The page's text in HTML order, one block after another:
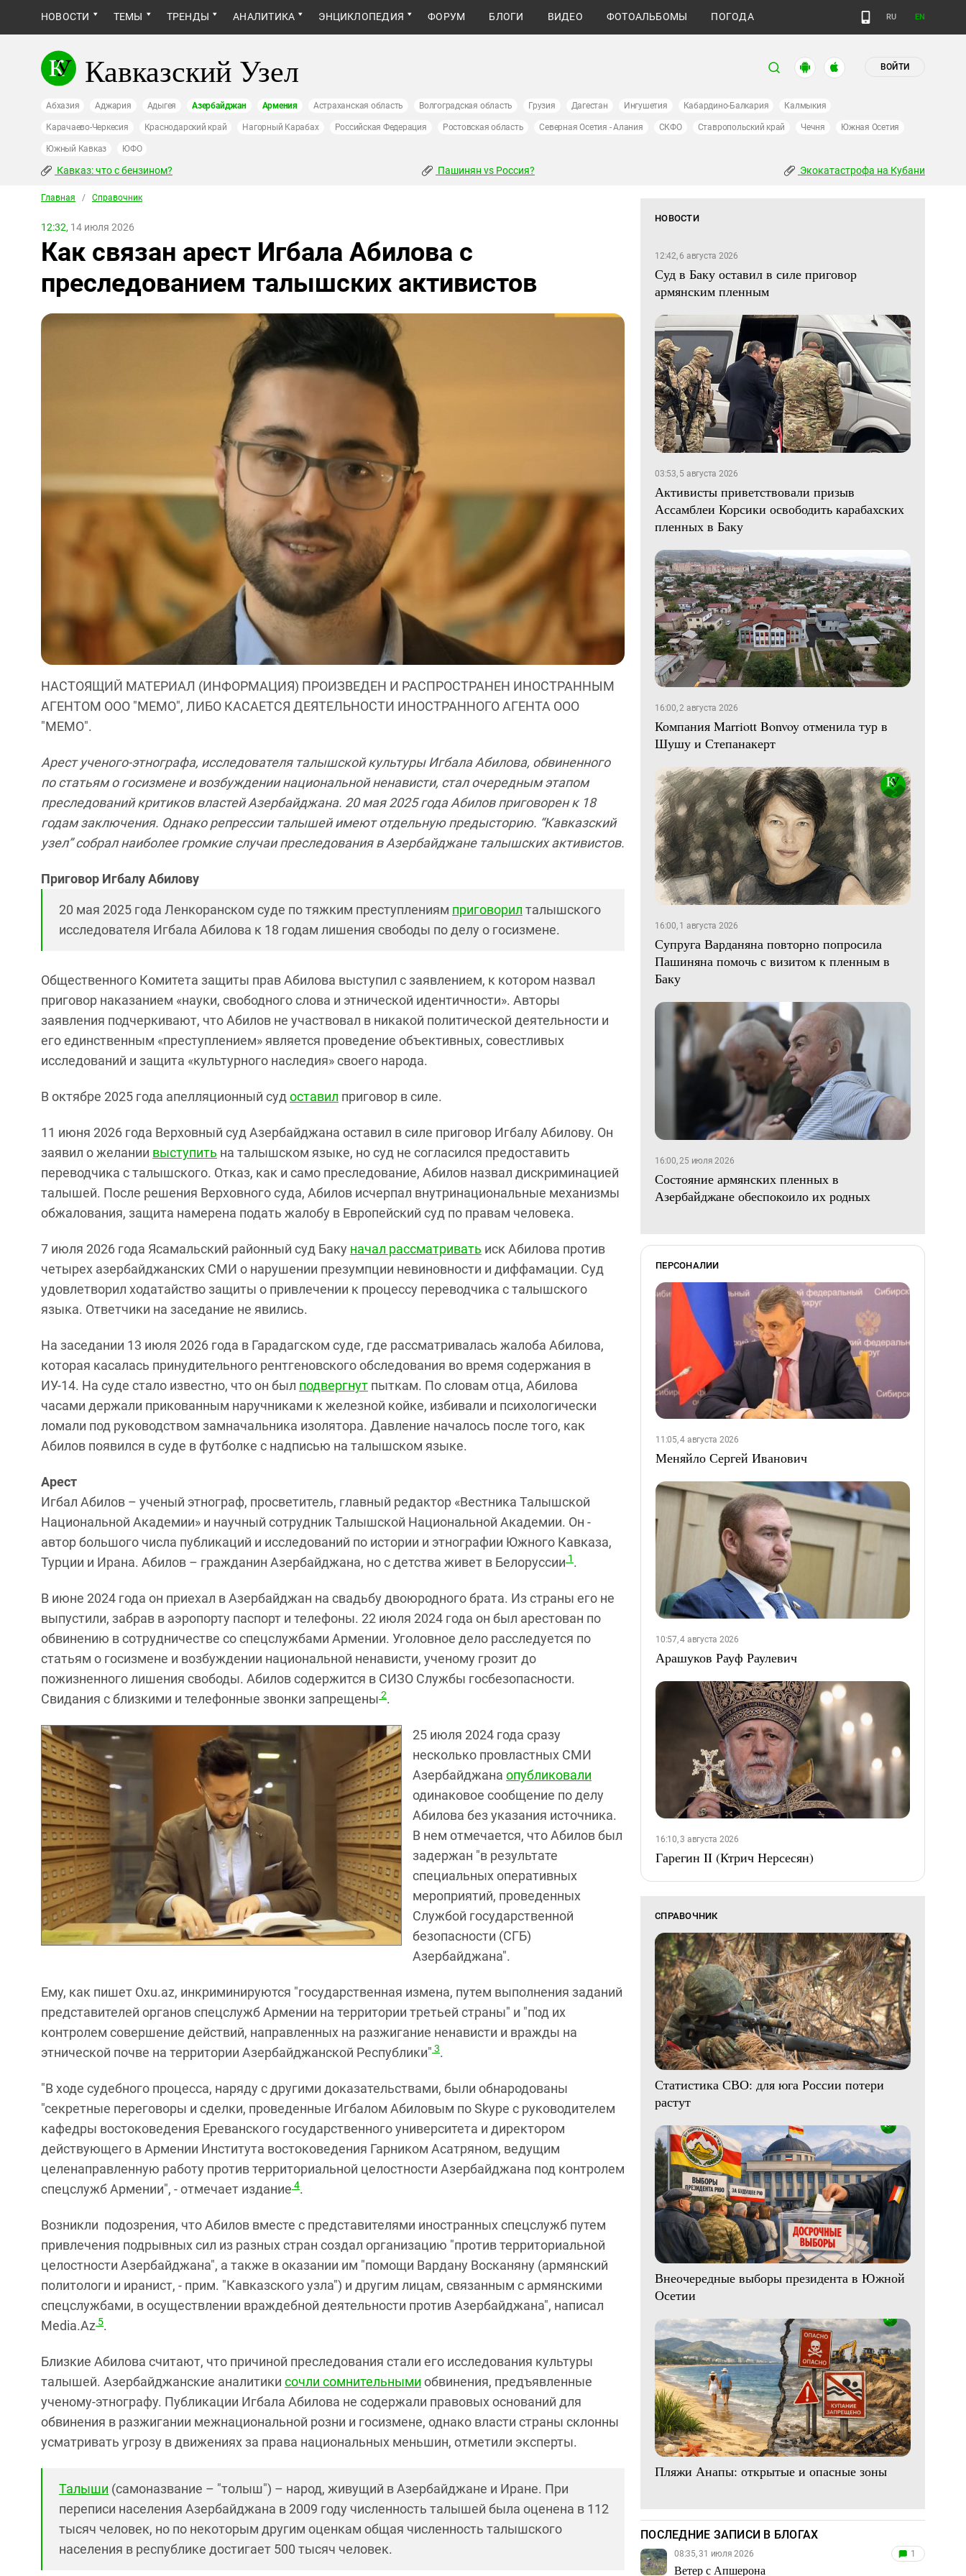
НОВОСТИ ТЕМЫ ТРЕНДЫ АНАЛИТИКА ЭНЦИКЛОПЕДИЯ ФОРУМ БЛОГИ ВИДЕО ФОТОАЛЬБОМЫ ПОГОДА RU EN
Кавказский Узел ВОЙТИ
Абхазия Аджария Адыгея Азербайджан Армения Астраханская область Волгоградская область Грузия Дагестан Ингушетия Кабардино-Балкария Калмыкия
Карачаево-Черкесия Краснодарский край Нагорный Карабах Российская Федерация Ростовская область Северная Осетия - Алания СКФО Ставропольский край Чечня Южная Осетия
Южный Кавказ ЮФО
Кавказ: что с бензином? Пашинян vs Россия? Экокатастрофа на Кубани
Главная / Справочник
12:32, 14 июля 2026
Как связан арест Игбала Абилова с
преследованием талышских активистов
НАСТОЯЩИЙ МАТЕРИАЛ (ИНФОРМАЦИЯ) ПРОИЗВЕДЕН И РАСПРОСТРАНЕН ИНОСТРАННЫМ
АГЕНТОМ ООО "МЕМО", ЛИБО КАСАЕТСЯ ДЕЯТЕЛЬНОСТИ ИНОСТРАННОГО АГЕНТА ООО
"МЕМО".
Арест ученого-этнографа, исследователя талышской культуры Игбала Абилова, обвиненного
по статьям о госизмене и возбуждении национальной ненависти, стал очередным этапом
преследований критиков властей Азербайджана. 20 мая 2025 года Абилов приговорен к 18
годам заключения. Однако репрессии талышей имеют отдельную предысторию. “Кавказский
узел” собрал наиболее громкие случаи преследования в Азербайджане талышских активистов.
Приговор Игбалу Абилову
20 мая 2025 года Ленкоранском суде по тяжким преступлениям приговорил талышского
исследователя Игбала Абилова к 18 годам лишения свободы по делу о госизмене.
Общественного Комитета защиты прав Абилова выступил с заявлением, к котором назвал
приговор наказанием «науки, свободного слова и этнической идентичности». Авторы
заявления подчеркивают, что Абилов не участвовал в никакой политической деятельности и
его единственным «преступлением» является проведение объективных, совестливых
исследований и защита «культурного наследия» своего народа.
В октябре 2025 года апелляционный суд оставил приговор в силе.
11 июня 2026 года Верховный суд Азербайджана оставил в силе приговор Игбалу Абилову. Он
заявил о желании выступить на талышском языке, но суд не согласился предоставить
переводчика с талышского. Отказ, как и само преследование, Абилов назвал дискриминацией
талышей. После решения Верховного суда, Абилов исчерпал внутринациональные механизмы
обжалования, защита намерена подать жалобу в Европейский суд по правам человека.
7 июля 2026 года Ясамальский районный суд Баку начал рассматривать иск Абилова против
четырех азербайджанских СМИ о нарушении презумпции невиновности и диффамации. Суд
удовлетворил ходатайство защиты о привлечении к процессу переводчика с талышского
языка. Ответчики на заседание не явились.
На заседании 13 июля 2026 года в Гарадагском суде, где рассматривалась жалоба Абилова,
которая касалась принудительного рентгеновского обследования во время содержания в
ИУ-14. На суде стало известно, что он был подвергнут пыткам. По словам отца, Абилова
часами держали прикованным наручниками к железной койке, избивали и психологически
ломали под руководством замначальника изолятора. Давление началось после того, как
Абилов появился в суде в футболке с надписью на талышском языке.
Арест
Игбал Абилов – ученый этнограф, просветитель, главный редактор «Вестника Талышской
Национальной Академии» и научный сотрудник Талышской Национальной Академии. Он -
автор большого числа публикаций и исследований по истории и этнографии Южного Кавказа,
Турции и Ирана. Абилов – гражданин Азербайджана, но с детства живет в Белоруссии 1 .
В июне 2024 года он приехал в Азербайджан на свадьбу двоюродного брата. Из страны его не
выпустили, забрав в аэропорту паспорт и телефоны. 22 июля 2024 года он был арестован по
обвинению в сотрудничестве со спецслужбами Армении. Уголовное дело расследуется по
статьям о госизмене и возбуждении национальной ненависти, ученому грозит до
пожизненного лишения свободы. Абилов содержится в СИЗО Службы госбезопасности.
Свидания с близкими и телефонные звонки запрещены 2.
25 июля 2024 года сразу
несколько провластных СМИ
Азербайджана опубликовали
одинаковое сообщение по делу
Абилова без указания источника.
В нем отмечается, что Абилов был
задержан "в результате
специальных оперативных
мероприятий, проведенных
Службой государственной
безопасности (СГБ)
Азербайджана".
Ему, как пишет Oxu.az, инкриминируются "государственная измена, путем выполнения заданий
представителей органов спецслужб Армении на территории третьей страны" и "под их
контролем совершение действий, направленных на разжигание ненависти и вражды на
этнической почве на территории Азербайджанской Республики" 3.
"В ходе судебного процесса, наряду с другими доказательствами, были обнародованы
"секретные переговоры и сделки, проведенные Игбалом Абиловым по Skype с руководителем
кафедры востоковедения Ереванского государственного университета и директором
действующего в Армении Института востоковедения Гарником Асатряном, ведущим
целенаправленную работу против территориальной целостности Азербайджана под контролем
спецслужб Армении", - отмечает издание 4.
Возникли подозрения, что Абилов вместе с представителями иностранных спецслужб путем
привлечения подрывных сил из разных стран создал организацию "против территориальной
целостности Азербайджана", а также в оказании им "помощи Вардану Восканяну (армянский
политологи и иранист, - прим. "Кавказского узла") и другим лицам, связанным с армянскими
спецслужбами, в осуществлении враждебной деятельности против Азербайджана", написал
Media.Az 5.
Близкие Абилова считают, что причиной преследования стали его исследования культуры
талышей. Азербайджанские аналитики сочли сомнительными обвинения, предъявленные
ученому-этнографу. Публикации Игбала Абилова не содержали правовых оснований для
обвинения в разжигании межнациональной розни и госизмене, однако власти страны склонны
усматривать угрозу в движениях за права национальных меньшин, отметили эксперты.
Талыши (самоназвание – "толыш") – народ, живущий в Азербайджане и Иране. При
переписи населения Азербайджана в 2009 году численность талышей была оценена в 112
тысяч человек, но по некоторым другим оценкам общая численность талышского
населения в республике достигает 500 тысяч человек.
НОВОСТИ
12:42, 6 августа 2026
Суд в Баку оставил в силе приговор
армянским пленным
03:53, 5 августа 2026
Активисты приветствовали призыв
Ассамблеи Корсики освободить карабахских
пленных в Баку
16:00, 2 августа 2026
Компания Marriott Bonvoy отменила тур в
Шушу и Степанакерт
16:00, 1 августа 2026
Супруга Варданяна повторно попросила
Пашиняна помочь с визитом к пленным в
Баку
16:00, 25 июля 2026
Состояние армянских пленных в
Азербайджане обеспокоило их родных
ПЕРСОНАЛИИ
11:05, 4 августа 2026
Меняйло Сергей Иванович
10:57, 4 августа 2026
Арашуков Рауф Раулевич
16:10, 3 августа 2026
Гарегин II (Ктрич Нерсесян)
СПРАВОЧНИК
Статистика СВО: для юга России потери
растут
Внеочередные выборы президента в Южной
Осетии
Пляжи Анапы: открытые и опасные зоны
ПОСЛЕДНИЕ ЗАПИСИ В БЛОГАХ
08:35, 31 июля 2026
Ветер с Апшерона
1